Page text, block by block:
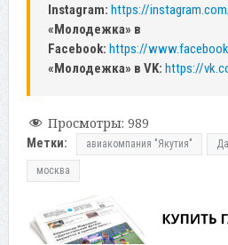
Instagram: https://
«Молодежка» в
Facebook: https://
«Молодежка» в VK: https://
Просмотры: 989
Метки: авиакомпания "Якутия"
москва